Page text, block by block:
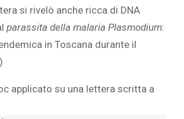
si rivelò anche ricca di DNA
parassita della malaria Plasmodium:
in Toscana durante il